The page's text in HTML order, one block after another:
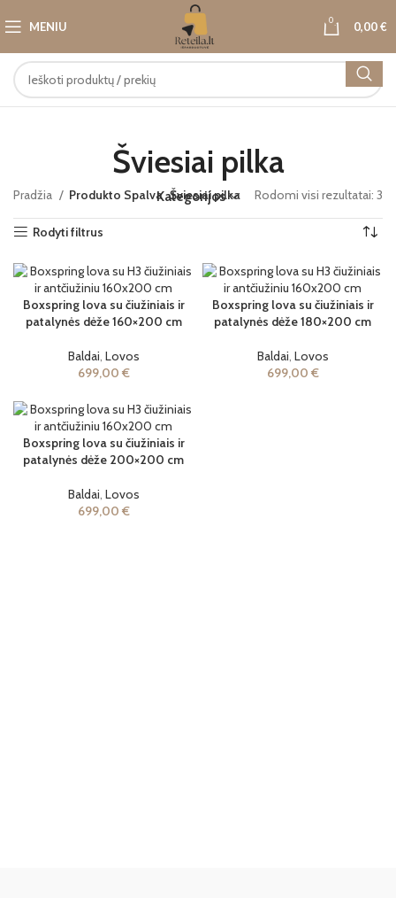
MENIU 0 0,00€
Šviesiai pilka
Kategorijos
Pradžia Produkto Spalva Šviesiai pilka Rodomi visi rezultatai: 3
Rodyti filtrus
Boxspring lova su čiužiniais ir
patalynės dėže 160×200 cm
Baldai, Lovos
699,00 €
Boxspring lova su čiužiniais ir
patalynės dėže 180×200 cm
Baldai, Lovos
699,00 €
Boxspring lova su čiužiniais ir
patalynės dėže 200×200 cm
Baldai, Lovos
699,00 €